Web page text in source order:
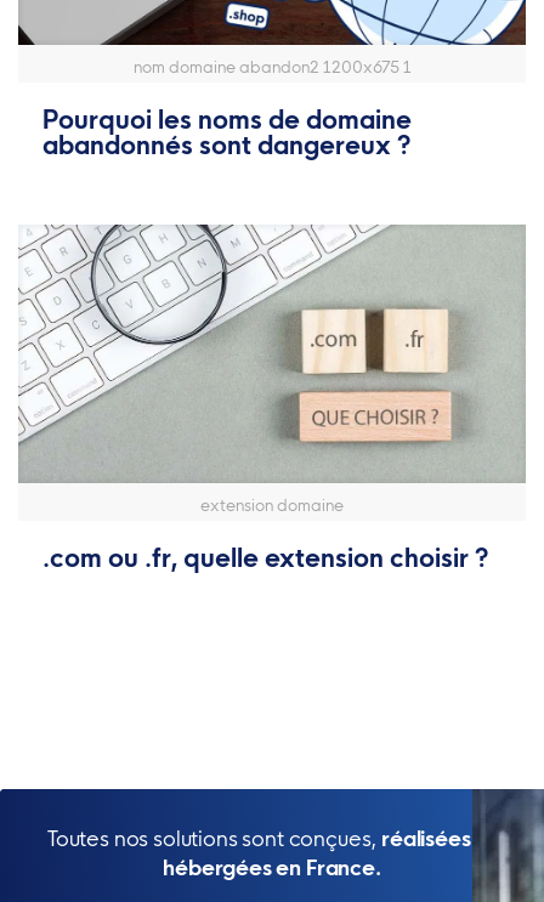
nom domaine abandon2 1200x675 1
Pourquoi les noms de domaine
abandonnés sont dangereux ?
extension domaine
.com ou .fr, quelle extension choisir ?
Toutes nos solutions sont conçues, réalisées et
hébergées en France.